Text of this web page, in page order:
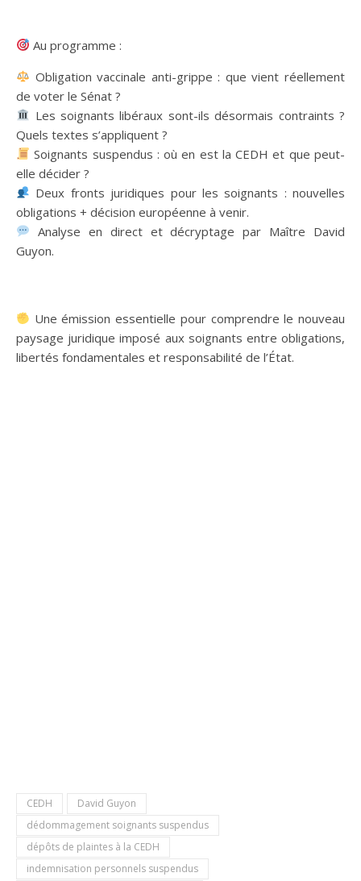
Au programme :
Obligation vaccinale anti-grippe : que vient réellement
de voter le Sénat ?
Les soignants libéraux sont-ils désormais contraints ?
Quels textes s’appliquent ?
Soignants suspendus : où en est la CEDH et que peut-
elle décider ?
Deux fronts juridiques pour les soignants : nouvelles
obligations + décision européenne à venir.
Analyse en direct et décryptage par Maître David
Guyon.
Une émission essentielle pour comprendre le nouveau
paysage juridique imposé aux soignants entre obligations,
libertés fondamentales et responsabilité de l’État.
CEDH
David Guyon
dédommagement soignants suspendus
dépôts de plaintes à la CEDH
indemnisation personnels suspendus